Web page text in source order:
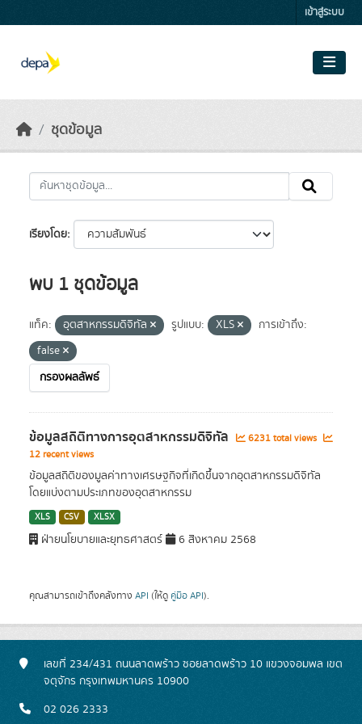
เข้าสู่ระบบ
ชุดข้อมูล
เรียงโดย
พบ 1 ชุดข้อมูล
แท็ค: อุตสาหกรรมดิจิทัล รูปแบบ: XLS
การเข้าถึง:
false
กรองผลลัพธ์
ข้อมูลสถิติทางการอุตสาหกรรมดิจิทัล
6231 total views
12 recent views
ข้อมูลสถิติของมูลค่าทางเศรษฐกิจที่เกิดขึ้นจากอุตสาหกรรมดิจิทัล
โดยแบ่งตามประเภทของอุตสาหกรรม
XLS CSV XLSX
ฝ่ายนโยบายและยุทธศาสตร์ 6 สิงหาคม 2568
คุณสามารถเข้าถึงคลังทาง API (ให้ดู คู่มือ API).
เลขที่ 234/431 ถนนลาดพร้าว ซอยลาดพร้าว 10 แขวงจอมพล เขต
จตุจักร กรุงเทพมหานคร 10900
02 026 2333